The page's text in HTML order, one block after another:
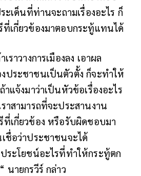
ะเด็นที่ท่านจะถามเรื่องอะไร ก็
เกี่ยวข้องมาตอบกระทู้แทนได้
ราวางการเมืองลง เอาผล
ประชาชนเป็นตัวตั้ง ก็จะทำให้
แจ้งมาว่าเป็นหัวข้อเรื่องอะไร
าสามารถที่จะประสานงาน
เกี่ยวข้อง หรือรับผิดชอบมา
ชื่อว่าประชาชนจะได้
ระโยชน์อะไรที่ทำให้กระทู้ตก
นายกรวีร์ กล่าว